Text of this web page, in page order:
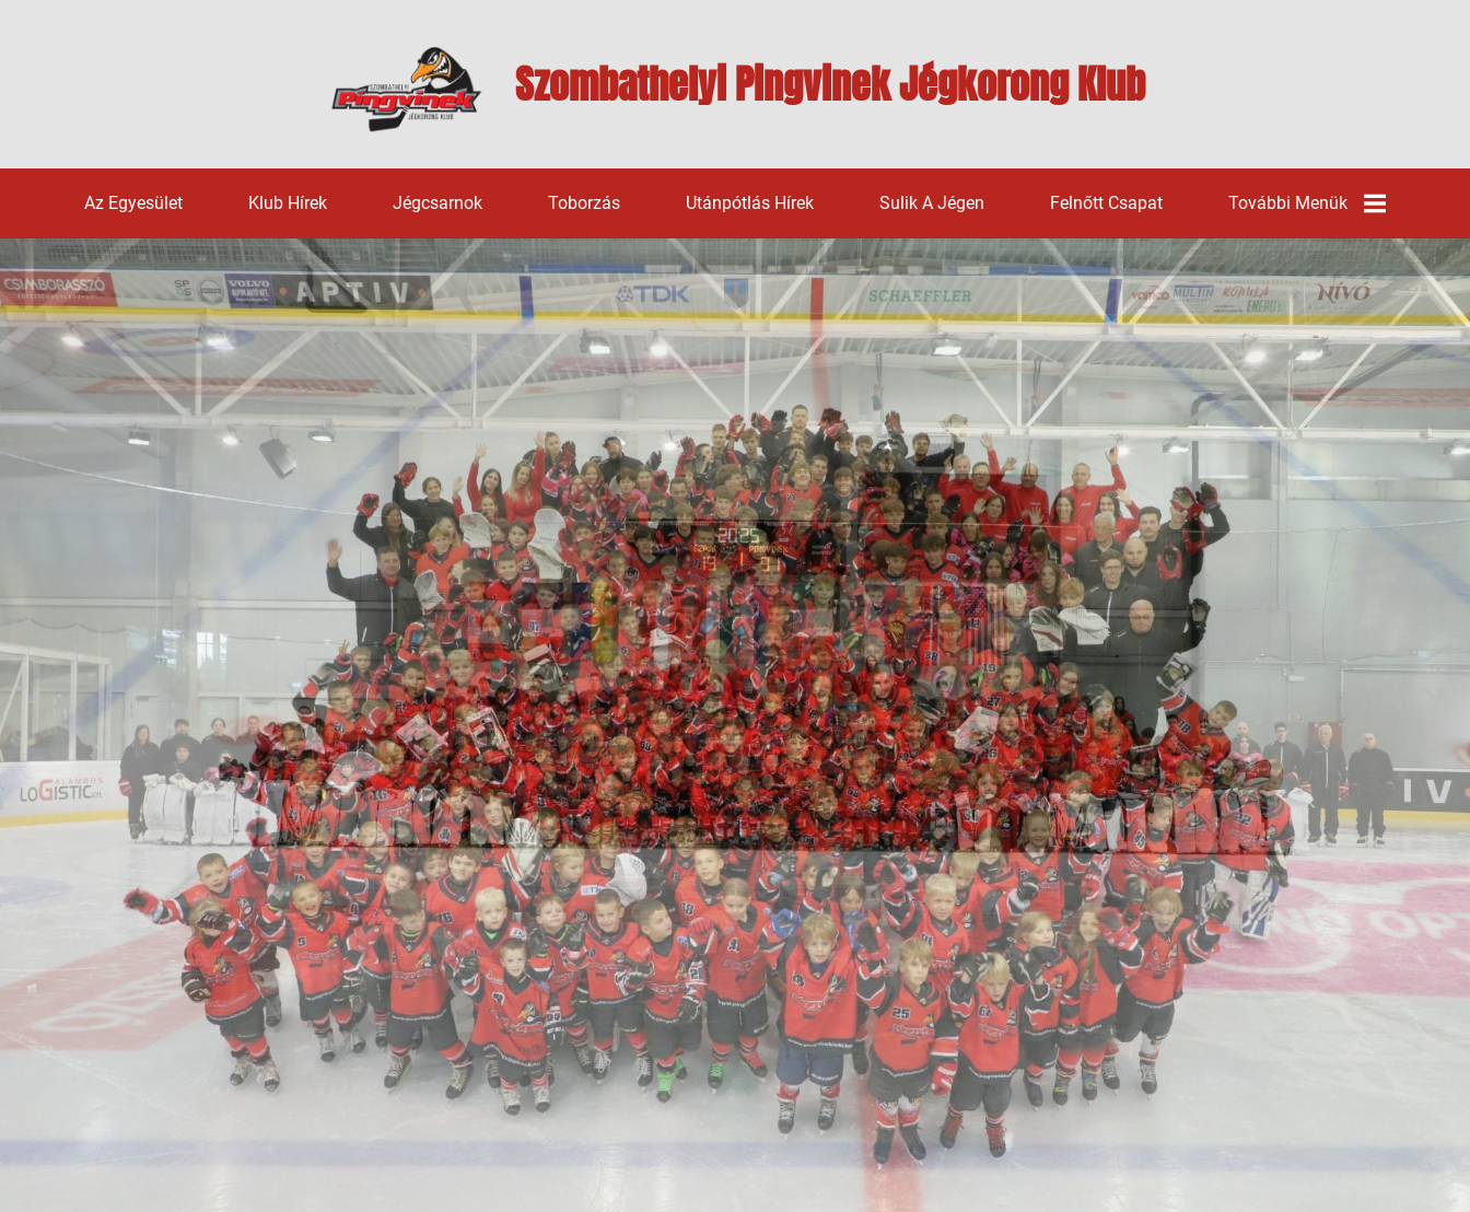
Szombathelyi Pingvinek Jégkorong Klub
Az Egyesület Klub Hírek Jégcsarnok Toborzás Utánpótlás Hírek Sulik A Jégen Felnőtt Csapat További Menük
Galéria
Sporttámogatás
Alapfogalmak
Támogatók